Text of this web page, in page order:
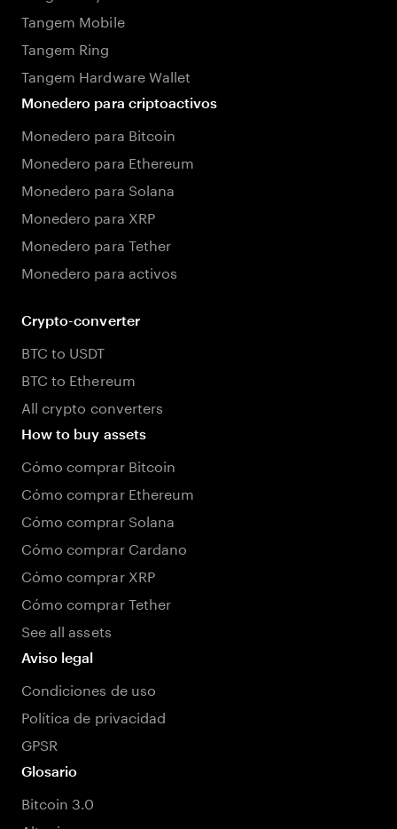
Tangem Mobile
Tangem Ring
Tangem Hardware Wallet
Monedero para criptoactivos
Monedero para Bitcoin
Monedero para Ethereum
Monedero para Solana
Monedero para XRP
Monedero para Tether
Monedero para activos
Crypto-converter
BTC to USDT
BTC to Ethereum
All crypto converters
How to buy assets
Cómo comprar Bitcoin
Cómo comprar Ethereum
Cómo comprar Solana
Cómo comprar Cardano
Cómo comprar XRP
Cómo comprar Tether
See all assets
Aviso legal
Condiciones de uso
Política de privacidad
GPSR
Glosario
Bitcoin 3.0